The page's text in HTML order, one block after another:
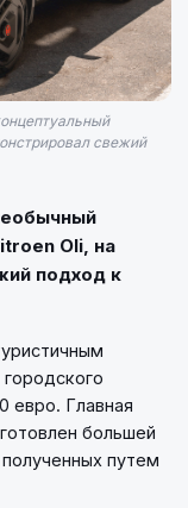
свежий
Oli, на
подход к
евро. Главная
большей
путем